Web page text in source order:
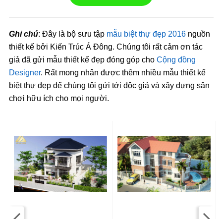
Ghi chú: Đây là bộ sưu tập mẫu biệt thự đẹp 2016nguồn
thiết kế bởi Kiến Trúc Á Đông. Chúng tôi rất cảm ơn tác
giả đã gửi mẫu thiết kế đẹp đóng góp cho Cộng đồng
Designer. Rất mong nhận được thêm nhiều mẫu thiết kế
biệt thự đẹp để chúng tôi gửi tới độc giả và xây dựng sân
chơi hữu ích cho mọi người.